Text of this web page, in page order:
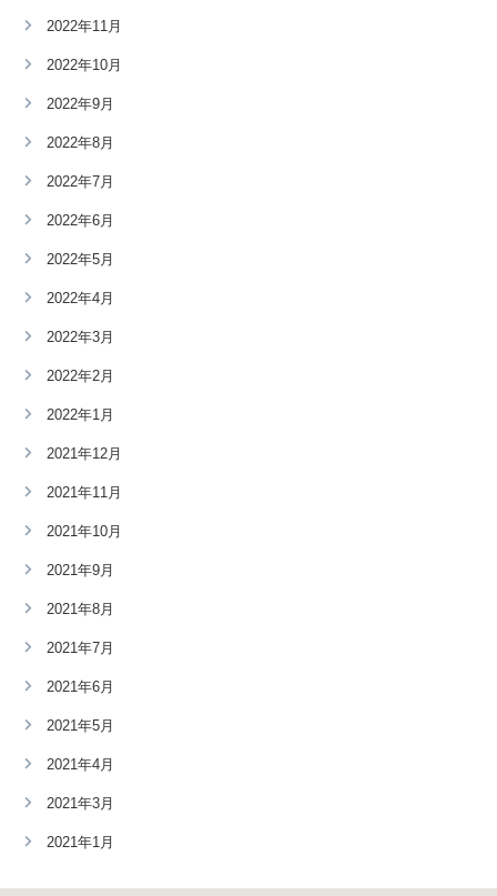
2022年11月
2022年10月
2022年9月
2022年8月
2022年7月
2022年6月
2022年5月
2022年4月
2022年3月
2022年2月
2022年1月
2021年12月
2021年11月
2021年10月
2021年9月
2021年8月
2021年7月
2021年6月
2021年5月
2021年4月
2021年3月
2021年1月